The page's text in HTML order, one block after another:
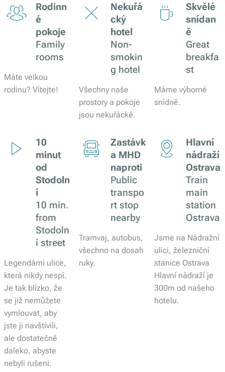
Rodinn
é
pokoje
Family
rooms
Máte velkou
rodinu? Vítejte!
Nekuřá
cký
hotel
Non-
smokin
g hotel
Všechny naše
prostory a pokoje
jsou nekuřácké.
Skvělé
snídan
ě
Great
breakfa
st
Máme výborné
snídně.
10
minut
od
Stodoln
í
10 min.
from
Stodoln
í street
Legendární ulice,
která nikdy nespí.
Je tak blízko, že
se již nemůžete
vymlouvat, aby
jste ji navštívili,
ale dostatečně
daleko, abyste
nebyli rušeni.
Zastávk
a MHD
naproti
Public
transpo
rt stop
nearby
Tramvaj, autobus,
všechno na dosah
ruky.
Hlavní
nádraží
Ostrava
Train
main
station
Ostrava
Jsme na Nádražní
ulici, železniční
stanice Ostrava
Hlavní nádraží je
300m od našeho
hotelu.